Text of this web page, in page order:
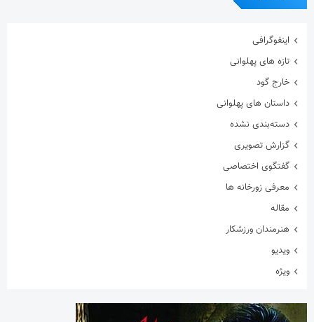
داستان های پهلوانی
دسته‌بندی نشده
گزارش تصویری
گفتگوی اختصاصی
معرفی زورخانه ها
هنرمندان ورزشکار
ویدیو